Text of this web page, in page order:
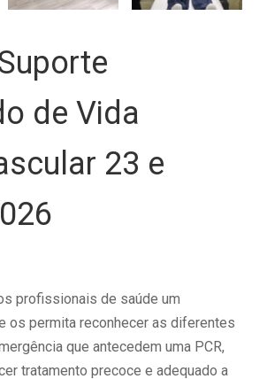
de Vida
23 e
profissionais de saúde um
os permita reconhecer as diferentes
que antecedem uma PCR,
tratamento precoce e adequado a